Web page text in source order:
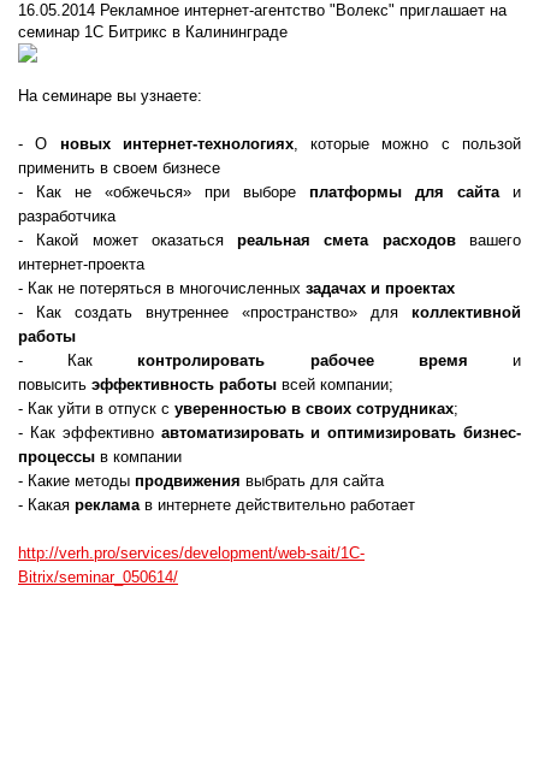
16.05.2014 Рекламное интернет-агентство "Волекс" приглашает на
семинар 1С Битрикс в Калининграде
На семинаре вы узнаете:
- О новых интернет-технологиях, которые можно с пользой
применить в своем бизнесе
- Как не «обжечься» при выборе платформы для сайтаи
разработчика
- Какой может оказатьсяреальная смета расходоввашего
интернет-проекта
- Как не потеряться в многочисленных задачах и проектах
- Как создать внутреннее «пространство» для коллективной
работы
- Какконтролировать рабочее время и
повысить эффективность работы всей компании;
- Как уйти в отпуск с уверенностью в своих сотрудниках;
- Как эффективноавтоматизировать и оптимизировать бизнес-
процессы в компании
- Какие методы продвижения выбрать для сайта
- Какая реклама в интернете действительно работает
http://verh.pro/services/development/web-sait/1C-
Bitrix/seminar_050614/